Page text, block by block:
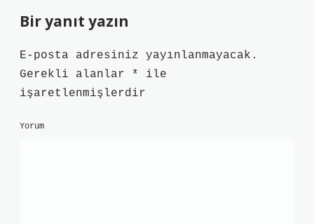
Bir yanıt yazın
E-posta adresiniz yayınlanmayacak.
Gerekli alanlar
*
ile
işaretlenmişlerdir
Yorum